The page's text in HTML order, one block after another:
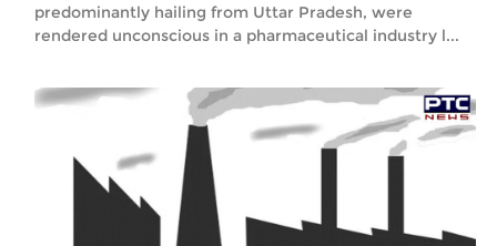
predominantly hailing from Uttar Pradesh, were
rendered unconscious in a pharmaceutical industry l...